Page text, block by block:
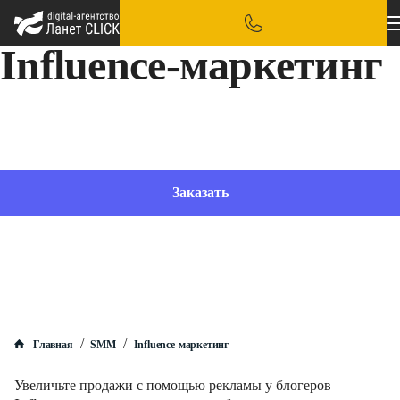
Influence-маркетинг
Заказать
Главная / SMM / Influence-маркетинг
Увеличьте продажи с помощью рекламы у блогеров